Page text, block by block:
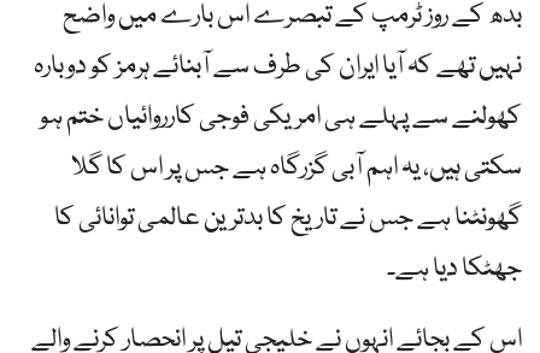
بدھ کے روز ٹرمپ کے تبصرے اس بارے میں واضح
نہیں تھے کہ آیا ایران کی طرف سے آبنائے ہرمز کو دوبارہ
کھولنے سے پہلے ہی امریکی فوجی کارروائیاں ختم ہو
سکتی ہیں، یہ اہم آبی گزرگاہ ہے جس پر اس کا گلا
گھونٹنا ہے جس نے تاریخ کا بدترین عالمی توانائی کا
جھٹکا دیا ہے۔
اس کے بجائے انہوں نے خلیجی تیل پر انحصار کرنے والے